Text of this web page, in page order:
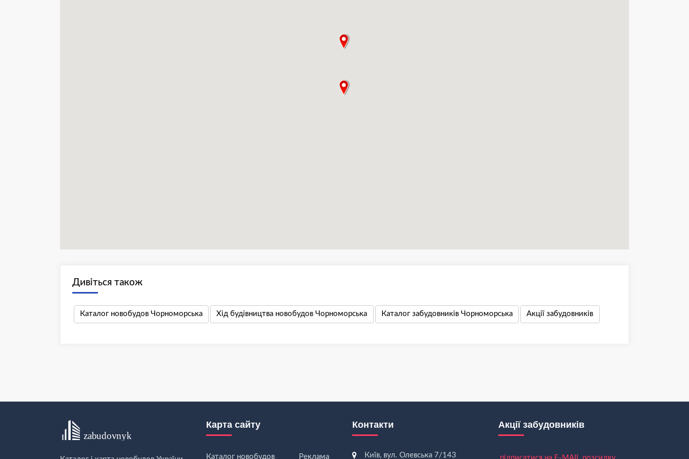
Дивіться також
Каталог новобудов Чорноморська Хід будівництва новобудов Чорноморська Каталог забудовників Чорноморська Акції забудовників
Карта сайту
Каталог новобудов Реклама
Контакти
Київ, вул. Олевська 7/143
Акції забудовників